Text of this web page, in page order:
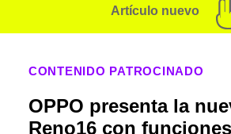
Artículo nuevo
CONTENIDO PATROCINADO
OPPO presenta la
Reno16 con funciones